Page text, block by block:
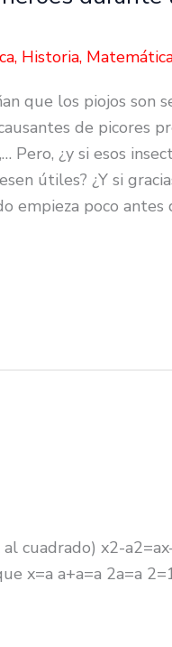
, Historia,
que los piojos son
de picores
Pero, ¿y si esos
útiles? ¿Y si
empieza poco antes
cuadrado) x2-
x=a a+a=a 2a=a